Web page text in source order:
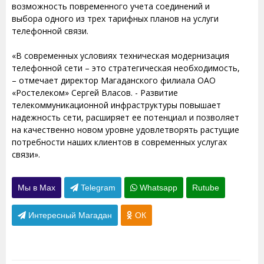
возможность повременного учета соединений и
выбора одного из трех тарифных планов на услуги
телефонной связи.
«В современных условиях техническая модернизация
телефонной сети – это стратегическая необходимость,
– отмечает директор Магаданского филиала ОАО
«Ростелеком» Сергей Власов. - Развитие
телекоммуникационной инфраструктуры повышает
надежность сети, расширяет ее потенциал и позволяет
на качественно новом уровне удовлетворять растущие
потребности наших клиентов в современных услугах
связи».
Мы в Max Telegram Whatsapp Rutube
Интересный Магадан ОК